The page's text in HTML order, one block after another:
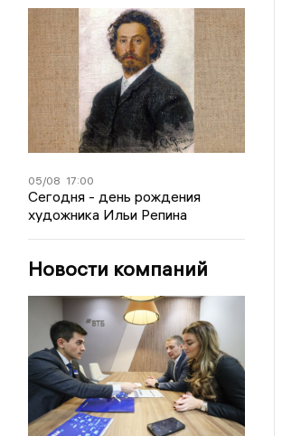
05/08 17:00
Сегодня - день рождения
художника Ильи Репина
Новости компаний